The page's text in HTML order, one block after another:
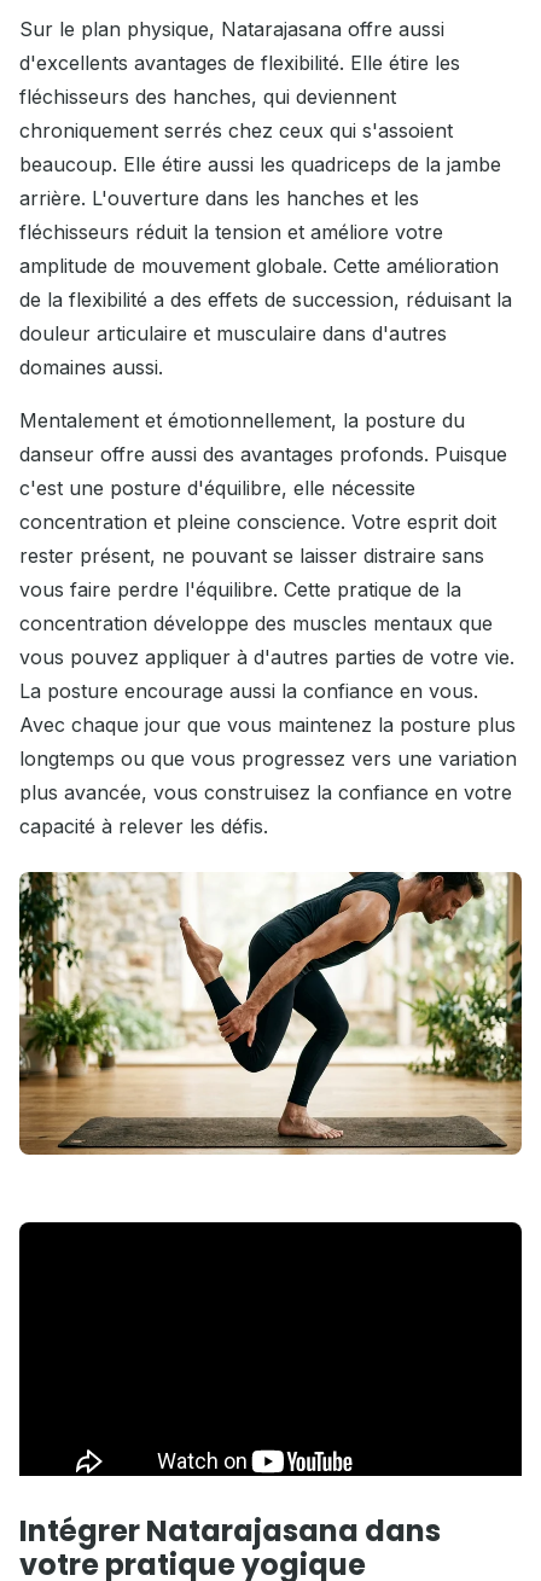
Sur le plan physique, Natarajasana offre aussi
d'excellents avantages de flexibilité. Elle étire les
fléchisseurs des hanches, qui deviennent
chroniquement serrés chez ceux qui s'assoient
beaucoup. Elle étire aussi les quadriceps de la jambe
arrière. L'ouverture dans les hanches et les
fléchisseurs réduit la tension et améliore votre
amplitude de mouvement globale. Cette amélioration
de la flexibilité a des effets de succession, réduisant la
douleur articulaire et musculaire dans d'autres
domaines aussi.
Mentalement et émotionnellement, la posture du
danseur offre aussi des avantages profonds. Puisque
c'est une posture d'équilibre, elle nécessite
concentration et pleine conscience. Votre esprit doit
rester présent, ne pouvant se laisser distraire sans
vous faire perdre l'équilibre. Cette pratique de la
concentration développe des muscles mentaux que
vous pouvez appliquer à d'autres parties de votre vie.
La posture encourage aussi la confiance en vous.
Avec chaque jour que vous maintenez la posture plus
longtemps ou que vous progressez vers une variation
plus avancée, vous construisez la confiance en votre
capacité à relever les défis.
Intégrer Natarajasana dans
votre pratique yogique